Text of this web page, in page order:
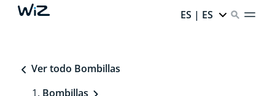
ES | ES
Ver todo Bombillas
Bombillas